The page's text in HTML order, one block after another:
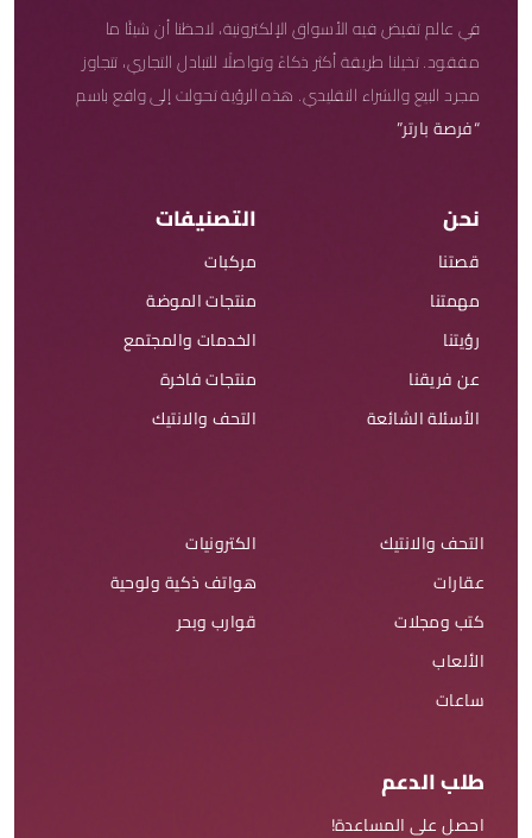
في عالم تفيض فيه الأسواق الإلكترونية، لاحظنا أن شيئًا ما
مفقود. تخيلنا طريقة أكثر ذكاءً وتواصلًا للتبادل التجاري، تتجاوز
مجرد البيع والشراء التقليدي. هذه الرؤية تحولت إلى واقع باسم
“فرصة بارتر”
نحن
قصتنا
مهمتنا
رؤيتنا
عن فريقنا
الأسئلة الشائعة
التصنيفات
مركبات
منتجات الموضة
الخدمات والمجتمع
منتجات فاخرة
التحف والانتيك
التحف والانتيك
عقارات
كتب ومجلات
الألعاب
ساعات
الكترونيات
هواتف ذكية ولوحية
قوارب وبحر
طلب الدعم
احصل على المساعدة!